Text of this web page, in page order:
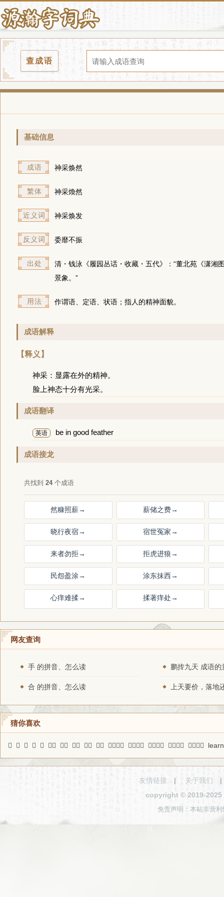
查成语
基础信息
成语 神采焕然
繁体 神采煥然
近义词 神采焕发
反义词 委靡不振
出处
清・钱泳《履园丛话・收藏・五代》：“董北苑《潇湘
景象。”
用法 作谓语、定语、状语；指人的精神面貌。
成语解释
【释义】
神采：显露在外的精神。
脸上神态十分有光采。
成语翻译
英语 be in good feather
成语接龙
共找到 24个成语
然糠照薪→ 薪储之费→
晓行夜宿→ 宿世冤家→
来者勿拒→ 拒虎进狼→
民怨盈涂→ 涂东抹西→
心痒难揉→ 揉著痒处→
网友查询
手 的拼音、怎么读 鹏抟九天 成语的
合 的拼音、怎么读
猜你喜欢
𥮥 藔 耰 䤋 趔 彼其 精记 祥飇 质桷 馈送 旷世无匹 梭天摸地 鳏寡孤惸 墨汁未干 花貎蓬心 learn
友情链接 | 关于我们
copyright © 2019-2025
免责声明：本站非营